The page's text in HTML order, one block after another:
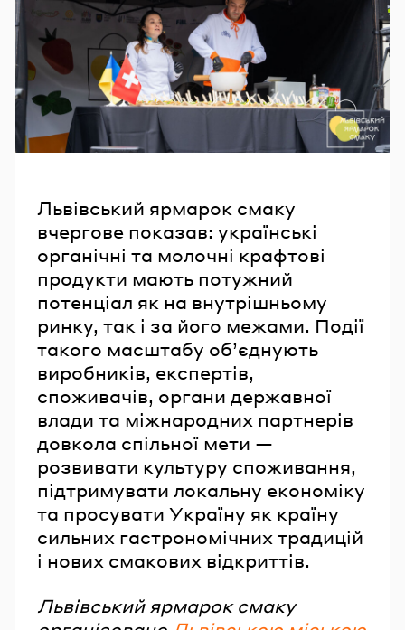
Львівський ярмарок смаку
вчергове показав: українські
органічні та молочні крафтові
продукти мають потужний
потенціал як на внутрішньому
ринку, так і за його межами. Події
такого масштабу об’єднують
виробників, експертів,
споживачів, органи державної
влади та міжнародних партнерів
довкола спільної мети —
розвивати культуру споживання,
підтримувати локальну економіку
та просувати Україну як країну
сильних гастрономічних традицій
і нових смакових відкриттів.
Львівський ярмарок смаку